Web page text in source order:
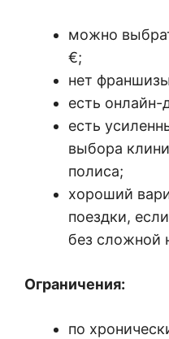
можно
€;
нет
есть онлайн-
есть
выбора
полиса;
хороший
поездки,
без сложной
Ограничения:
по